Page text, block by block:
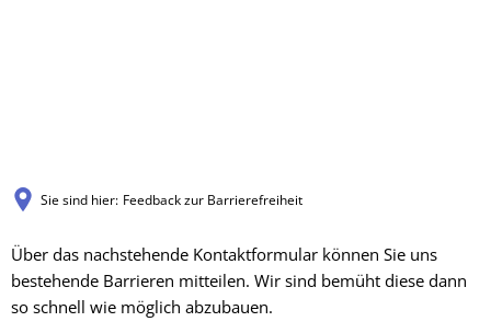
Sie sind hier: Feedback zur Barrierefreiheit
Feedback
zur
Über das nachstehende Kontaktformular können Sie uns
bestehende Barrieren mitteilen. Wir sind bemüht diese dann
so schnell wie möglich abzubauen.